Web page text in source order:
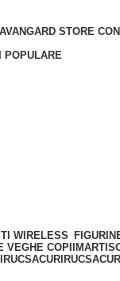
POPULARE
WIRELESS
VEGHE COPII
RUCSACURI